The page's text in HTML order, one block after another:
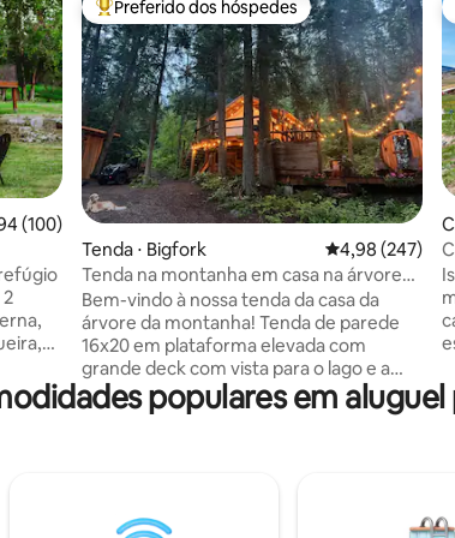
de uma avaliação média de 5, 100 avaliações
(100)
2
Lago
ou
Entre os melhores preferidos dos hóspedes
Preferido dos hóspedes
Tenda ⋅ Bigfork 4,98 de uma
4,98 (247)
Tenda na montanha em casa na árvore
no lago Flathead
Bem-vindo à nossa tenda da casa da
árvore da montanha! Tenda de parede
16x20 em plataforma elevada com
grande deck com vista para o lago e a
floresta. Relaxe na sauna de cedro
completa com mergulho a frio e
Caminhe até o topo da montanha para
populares em